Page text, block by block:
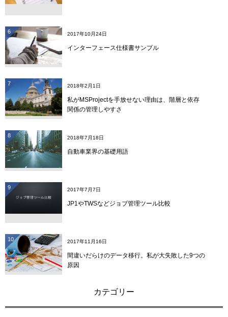
6 2017年10月24日
インターフェース仕様書サンプル
7 2018年2月1日
私がMSProjectを手放せない理由は、階層と依存
関係の管理しやすさ
8 2018年7月18日
自動車業界の基礎用語
9 2017年7月7日
JP1やTWSなどジョブ管理ツール比較
10 2017年11月16日
間違いだらけのデータ移行。私が大失敗した9つの
原因
カテゴリー